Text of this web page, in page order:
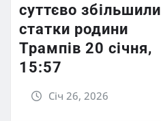
суттєво збільшили
статки родини
Трампів 20 січня,
15:57
Січ 26, 2026